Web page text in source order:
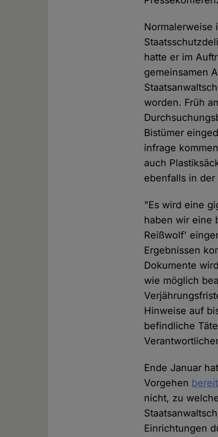
Normalerweise
hatte er im
gemeinsamen
worden. Früh
Bistümer
infrage
auch
ebenfalls in
"Es wird eine
haben wir eine
Reißwolf'
Ergebnissen
Dokumente
wie möglich
Hinweise auf
befindliche
Ende Januar
Vorgehen
nicht, zu
Einrichtungen